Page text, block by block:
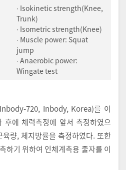
∙ Isokinetic strength(Knee,
Trunk)
∙ Isometric strength(Knee)
∙ Muscle power: Squat
jump
∙ Anaerobic power:
Wingate test
720, Inbody, Korea)를 이
에 체력측정에 앞서 측정하였으
량, 체지방률을 측정하였다. 또한
하기 위하여 인체계측용 줄자를 이